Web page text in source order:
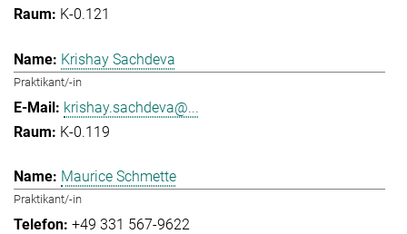
K-0.121
Krishay Sachdeva
Praktikant/-in
krishay.sachdeva@...
K-0.119
Maurice Schmette
Praktikant/-in
+49 331 567-9622